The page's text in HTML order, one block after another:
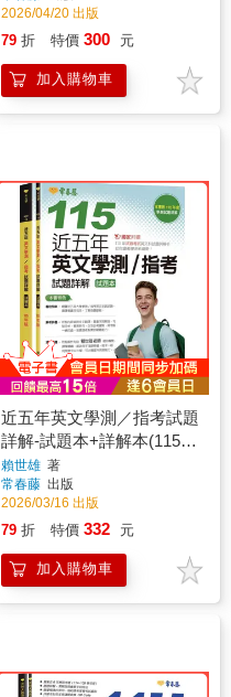
上音檔)
2026/04/20 出版
79 折 特價 300 元
加入購物車
近五年英文學測／指考試題
詳解-試題本+詳解本(115年
版)
賴世雄 著
常春藤 出版
2026/03/16 出版
79 折 特價 332 元
加入購物車